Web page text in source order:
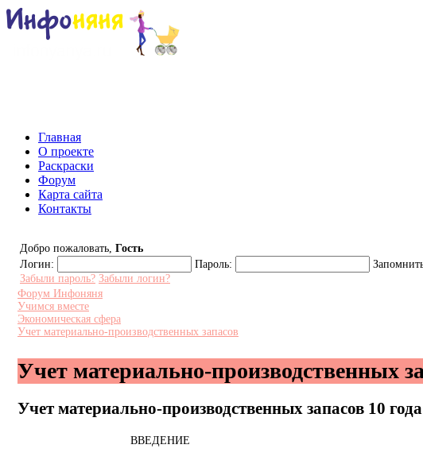
Главная
О проекте
Раскраски
Форум
Карта сайта
Контакты
Добро пожаловать, Гость
Логин:
Пароль:
Забыли пароль? Забыли логин?
Форум Инфоняня
Учимся вместе
Экономическая сфера
Учет материально-производственных запасов
Учет материально-производственных
Учет материально-производственных запасов 10
ВВЕДЕНИЕ